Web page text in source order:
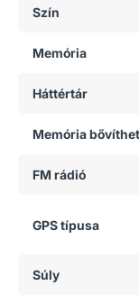
Szín
Memória
Háttértár
Memória
FM rádió
GPS típusa
Súly